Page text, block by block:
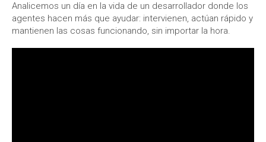
Analicemos un día en la vida de un desarrollador donde los
agentes hacen más que ayudar: intervienen, actúan rápido y
mantienen las cosas funcionando, sin importar la hora.